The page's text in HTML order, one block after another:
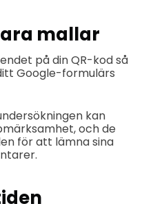
mallar
på din QR-kod så
Google-formulärs
kan
och de
för att lämna sina